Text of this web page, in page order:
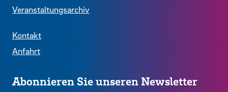
Abonnieren Sie unseren Newsletter
Veranstaltungsarchiv
Kontakt
Anfahrt